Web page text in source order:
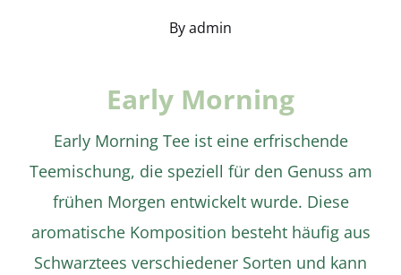
Byadmin
Early Morning
Early Morning Tee ist eine erfrischende
Teemischung, die speziell für den Genuss am
frühen Morgen entwickelt wurde. Diese
aromatische Komposition besteht häufig aus
Schwarztees verschiedener Sorten und kann